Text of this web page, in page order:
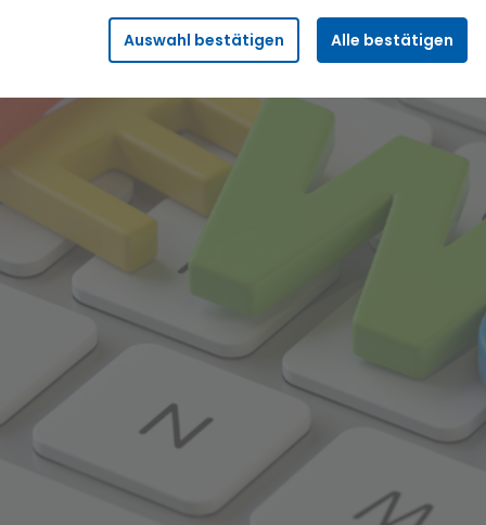
Diese Cookies werden zur Gewährleistung von
Sicherheitsfunktionalitäten verwendet, die für den
reibungslosen Betrieb der Seite benötigt werden. Darunter fällt
„eingeloggt bleiben“, damit wir Ihnen bei einem erneuten
Wir erfassen in bestimmten zeitlichen Abständen
anonymisierte Daten und Statistiken, um unsere Dienste und
Angebote stetig zu verbessern. Diese Daten verwenden wir
beispielsweise, um die Entwicklung von Besucherzahlen oder
den Effekt bestimmter Inhalte auf unsere Seitenbesucher
nachvollziehen zu können.
Diese Cookies helfen uns, Ihnen die Bedienung unserer Seiten
zu erleichtern. So können wir beispielsweise Suchergebnisse,
Suchbegriffe oder Webseiten-Einstellungen temporär
speichern und Ihnen diese bei einem erneuten Besuch der
Seite schnell wieder zur Verfügung stellen.
Marketing
Wir verwenden Cookies für Personalisierung, um Ihnen Inhalte
anzuzeigen, die relevanter für Sie sind. So können wir Ihnen
beispielsweise Angebote präsentieren, die genau auf Ihr
Auswahl bestätigen Alle bestätigen